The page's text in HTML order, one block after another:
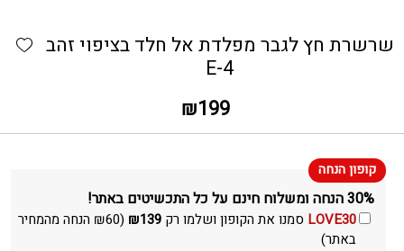
שרשרת חץ לגבר מפלדת אל חלד בציפוי זהב
E-4
₪199
30% הנחה ומשלוח חינם על כל התכשיטים באתר!
LOVE30 סמנו את הקופון ושלמו רק ₪139
(
₪60
הנחה מהמחיר
באתר)